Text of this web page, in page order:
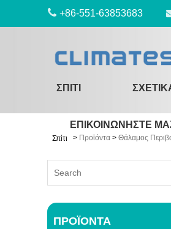
+86-551-63853683
ΣΠΊΤΙ
ΕΠΙΚΟΙΝΩΝΉΣΤΕ
Σπίτι > Προϊόντα > Θάλαμος
ΠΡΟΪΌΝΤΑ